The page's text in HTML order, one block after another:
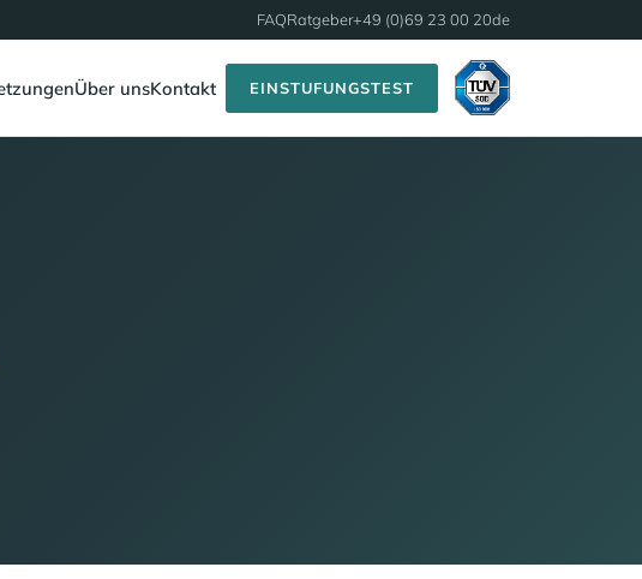
FAQRatgeber+49 (0)69 23 00 20de
Über unsKontakt EINSTUFUNGSTEST